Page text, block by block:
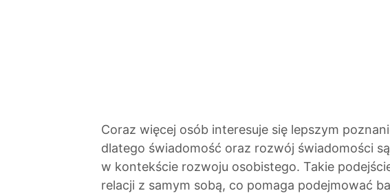
Coraz więcej osób interesuje się lepszym
dlatego świadomość oraz rozwój świadomości
w kontekście rozwoju osobistego. Takie
relacji z samym sobą, co pomaga podejmować